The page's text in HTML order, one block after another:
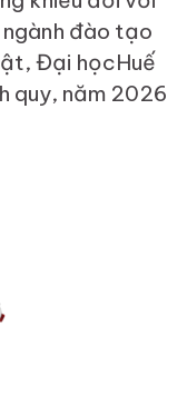
đào tạo
Đại họcHuế
quy, năm 2026